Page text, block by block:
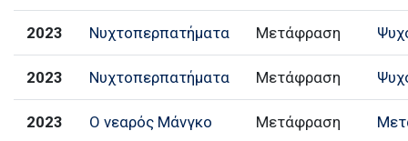
2023 Νυχτοπερπατήματα Μετάφραση
2023 Νυχτοπερπατήματα Μετάφραση
2023 Ο νεαρός Μάνγκο Μετάφραση